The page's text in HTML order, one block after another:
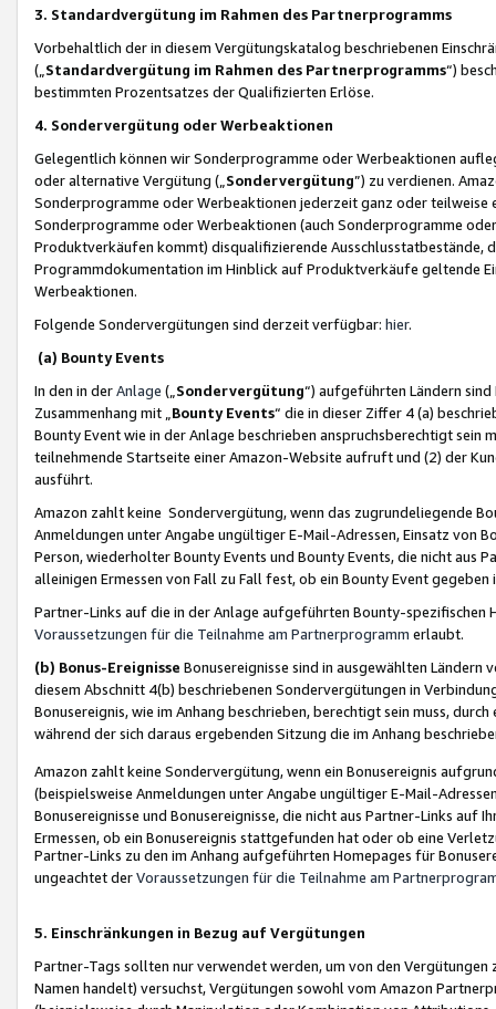
3. Standardvergütung im Rahmen des Partnerprogramms
Vorbehaltlich der in diesem Vergütungskatalog beschriebenen
(„ Standardvergütung im Rahmen des Partnerprogramms“)
bestimmten Prozentsatzes der Qualifizierten Erlöse.
4. Sondervergütung oder Werbeaktionen
Gelegentlich können wir Sonderprogramme oder Werbeaktionen
oder alternative Vergütung („ Sondervergütung”) zu verdienen.
Sonderprogramme oder Werbeaktionen jederzeit ganz oder
Sonderprogramme oder Werbeaktionen (auch Sonderprogramme
Produktverkäufen kommt) disqualifizierende Ausschlusstatbestände,
Programmdokumentation im Hinblick auf Produktverkäufe geltende
Werbeaktionen.
Folgende Sondervergütungen sind derzeit verfügbar: hier.
(a) Bounty Events
In den in derAnlage („ Sondervergütung“) aufgeführten Ländern
Zusammenhang mit „ Bounty Events“ die in dieser Ziffer 4 (a)
Bounty Event wie in der Anlage beschrieben anspruchsberechtigt sein
teilnehmende Startseite einer Amazon-Website aufruft und (2) der
ausführt.
Amazon zahlt keine Sondervergütung, wenn das zugrundeliegende
Anmeldungen unter Angabe ungültiger E-Mail-Adressen, Einsatz von
Person, wiederholter Bounty Events und Bounty Events, die nicht
alleinigen Ermessen von Fall zu Fall fest, ob ein Bounty Event
Partner-Links auf die in der Anlage aufgeführten Bounty-spezifischen
Voraussetzungen für die Teilnahme am Partnerprogramm erlaubt.
(b) Bonus-Ereignisse Bonusereignisse sind in ausgewählten Ländern
diesem Abschnitt 4(b) beschriebenen Sondervergütungen in
Bonusereignis, wie im Anhang beschrieben, berechtigt sein muss,
während der sich daraus ergebenden Sitzung die im Anhang
Amazon zahlt keine Sondervergütung, wenn ein Bonusereignis
(beispielsweise Anmeldungen unter Angabe ungültiger E-Mail-
Bonusereignisse und Bonusereignisse, die nicht aus Partner-Links auf
Ermessen, ob ein Bonusereignis stattgefunden hat oder ob eine
Partner-Links zu den im Anhang aufgeführten Homepages für
ungeachtet derVoraussetzungen für die Teilnahme am
5. Einschränkungen in Bezug auf Vergütungen
Partner-Tags sollten nur verwendet werden, um von den
Namen handelt) versuchst, Vergütungen sowohl vom Amazon